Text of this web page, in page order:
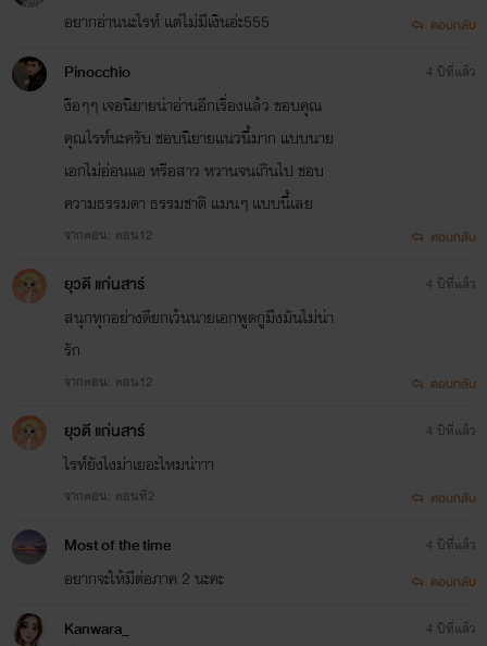
อยากอ่านนะไรท์ แต่ไม่มีเงินอ่ะ555 ตอบกลับ
Pinocchio
งือๆๆ เจอนิยายน่าอ่านอีกเรื่องแล้ว ขอบคุณ
คุณไรท์นะครับ ชอบนิยายแนวนี้มาก แบบนาย
เอกไม่อ่อนแอ หรือสาว หวานจนเกินไป ชอบ
ความธรรมดา ธรรมชาติ แมนๆ แบบนี้เลย
จากตอน: ตอน12
4 ปีที่แล้ว
ตอบกลับ
ยุวดี แก่นสาร์
สนุกทุกอย่างดียกเว้นนายเอกพูดกูมึงมันไม่น่า
รัก
จากตอน: ตอน12
4 ปีที่แล้ว
ตอบกลับ
ยุวดี แก่นสาร์
ไรท์ยังไงม่าเยอะไหมน่าาา
จากตอน: ตอนที่2
4 ปีที่แล้ว
ตอบกลับ
Most of the time
อยากจะให้มีต่อภาค 2 นะคะ
4 ปีที่แล้ว
ตอบกลับ
Kanwara_ 4 ปีที่แล้ว